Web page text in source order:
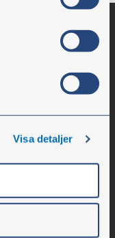
Visa detaljer